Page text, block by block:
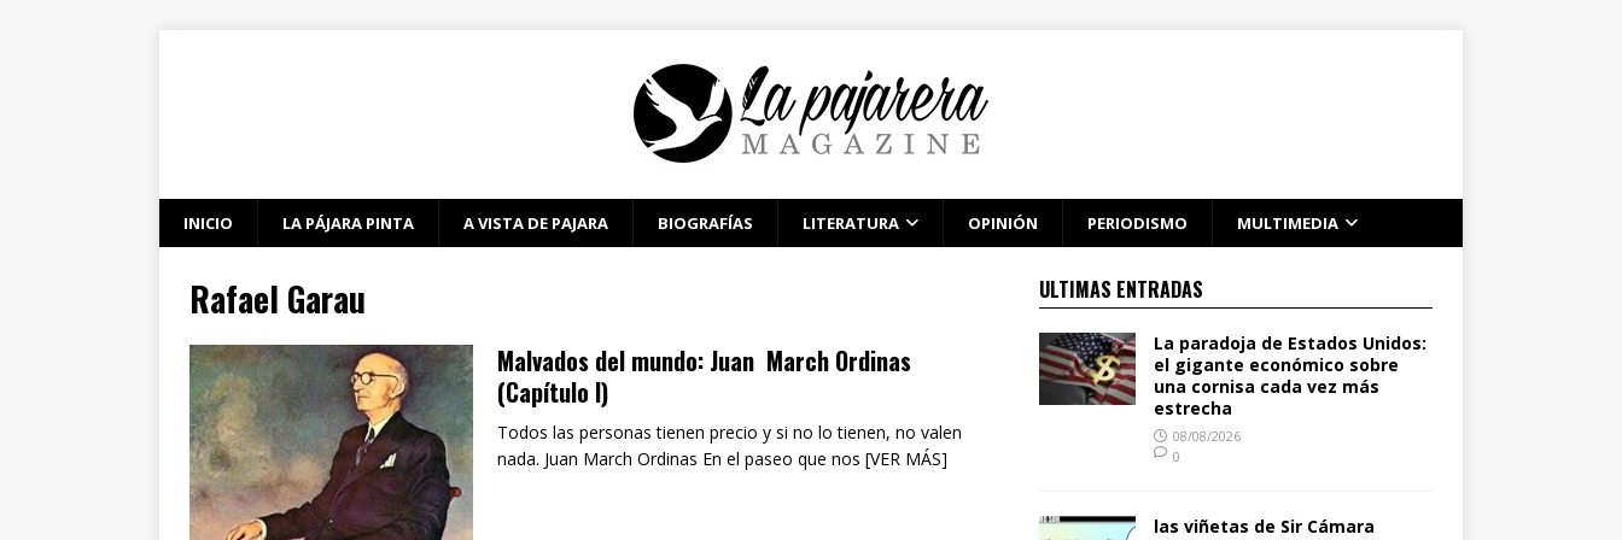
INICIO LA PÁJARA PINTA A VISTA DE PAJARA BIOGRAFÍAS LITERATURA OPINIÓN PERIODISMO MULTIMEDIA
Rafael Garau
Malvados del mundo: Juan March Ordinas
(Capítulo I)
Todos las personas tienen precio y si no lo tienen, no valen
nada. Juan March Ordinas En el paseo que nos [VER MÁS]
ULTIMAS ENTRADAS
La paradoja de Estados Unidos:
el gigante económico sobre
una cornisa cada vez más
estrecha
08/08/2026
0
las viñetas de Sir Cámara